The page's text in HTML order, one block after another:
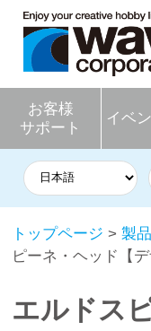
お客様
サポート
イベ
トップページ > 製
ピーネ・ヘッド【デ
エルドス